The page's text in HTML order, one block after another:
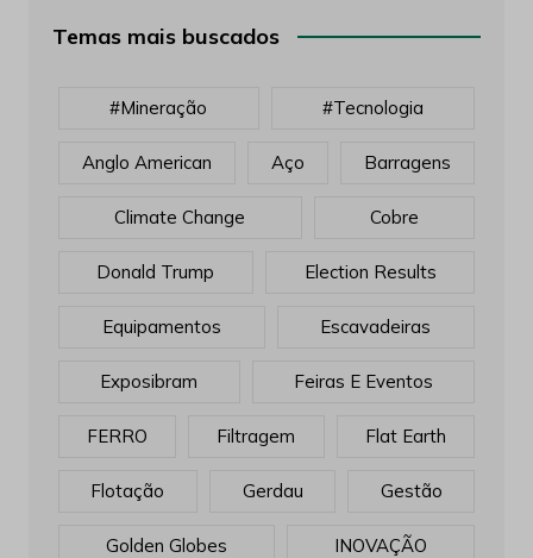
Temas mais buscados
#mineração #tecnologia
Anglo American Aço Barragens
Climate Change Cobre
Donald Trump Election Results
Equipamentos Escavadeiras
Exposibram Feiras E Eventos
FERRO Filtragem Flat Earth
Flotação Gerdau Gestão
Golden Globes INOVAÇÃO